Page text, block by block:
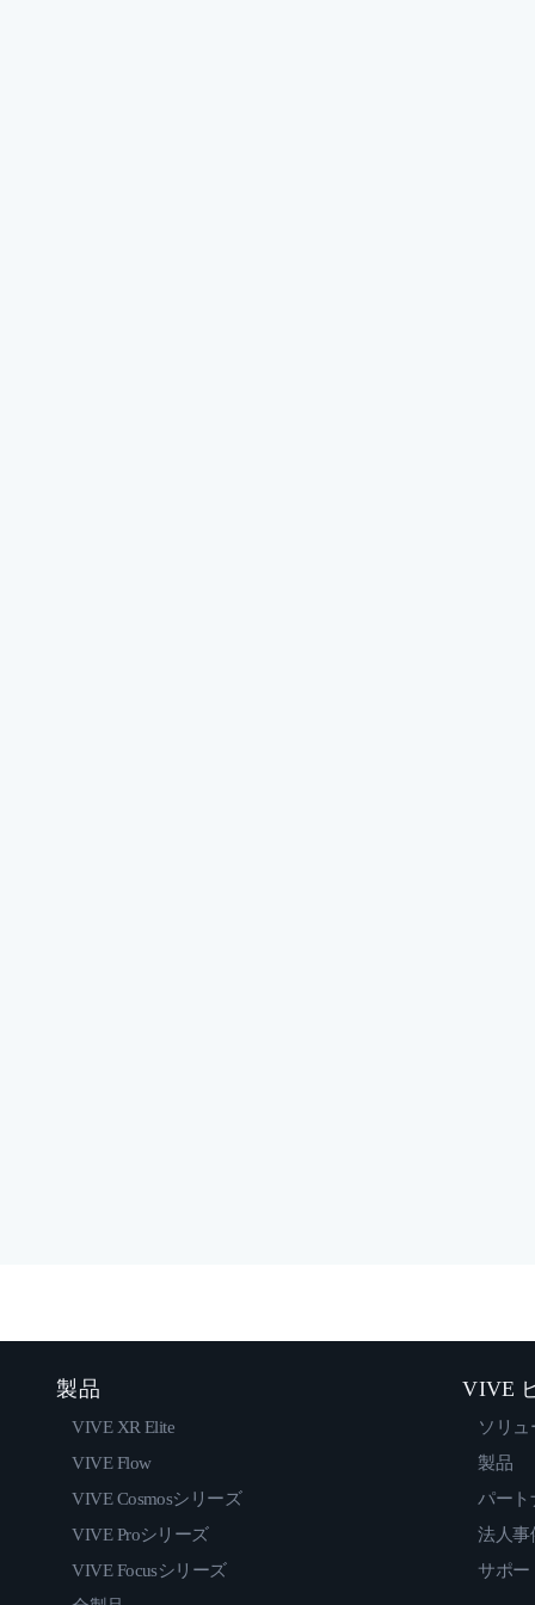
製品
VIVE XR Elite
VIVE Flow
VIVE Cosmosシリーズ
VIVE Proシリーズ
VIVE Focusシリーズ
VIVE
ソリュ
製品
パート
法人事
サポー